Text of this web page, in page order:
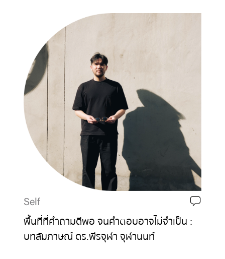
Self
พื้นที่ที่คำถามดีพอ จนคำตอบอาจไม่จำเป็น :
บทสัมภาษณ์ ดร.พีรจุฬา จุฬานนท์